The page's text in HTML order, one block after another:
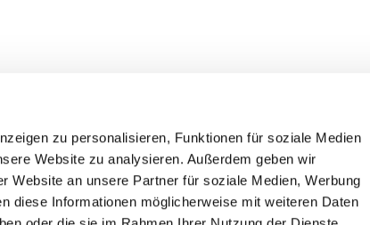
zu personalisieren, Funktionen für soziale Medien
Website zu analysieren. Außerdem geben wir
Website an unsere Partner für soziale Medien, Werbung
diese Informationen möglicherweise mit weiteren Daten
Events Service